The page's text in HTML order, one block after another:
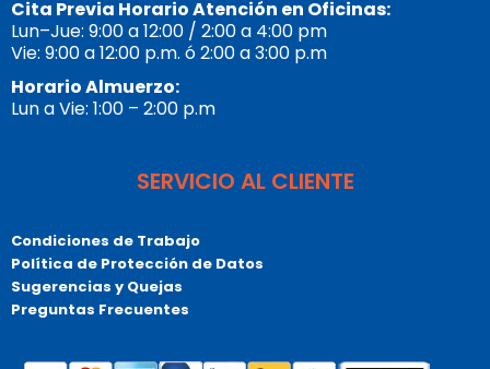
Cita Previa Horario Atención en Oficinas:
Lun–Jue: 9:00 a 12:00 / 2:00 a 4:00 pm
Vie: 9:00 a 12:00 p.m. ó 2:00 a 3:00 p.m
Horario Almuerzo:
Lun a Vie: 1:00 – 2:00 p.m
SERVICIO AL CLIENTE
Condiciones de Trabajo
Política de Protección de Datos
Sugerencias y Quejas
Preguntas Frecuentes